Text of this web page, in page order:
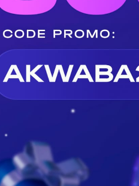
avec la
Nice